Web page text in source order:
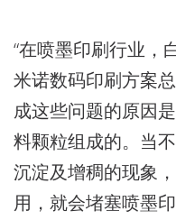
“在喷墨印刷行业，
米诺数码印刷方案
成这些问题的原因
料颗粒组成的。当
沉淀及增稠的现象
用，就会堵塞喷墨